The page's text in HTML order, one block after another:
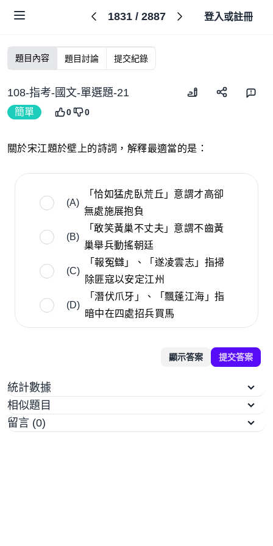
1831/ 2887 登入或註冊
題目內容 題目討論 提交紀錄
108-指考-國文-單選題-21
簡單 0 0
關於宋江題於壁上的詩詞，解釋最適當的是：
(A)
「恰如猛虎臥荒丘」意謂才高卻
無處施展抱負
(B)
「敢笑黃巢不丈夫」意謂不齒黃
巢舉兵動搖朝廷
(C)
「報冤讎」、「遂凌雲志」指掃
除匪寇以安定江州
(D)
「潛伏爪牙」、「飄蓬江海」指
暗中在四處招兵買馬
顯示答案 提交答案
統計數據
相似題目
留言 (0)